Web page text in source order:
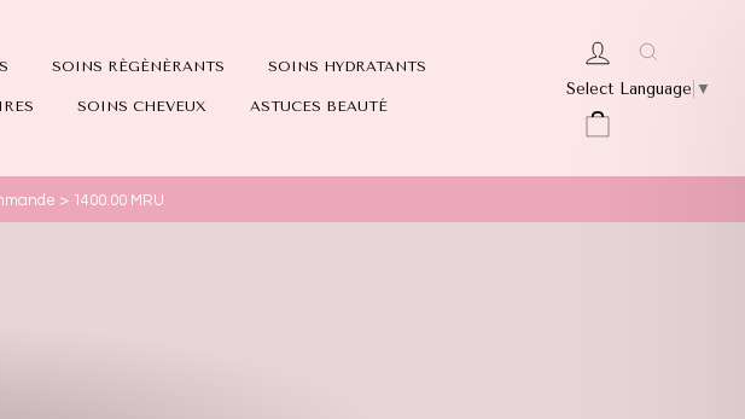
SOINS RÈGÈNÈRANTS SOINS HYDRATANTS
SOINS CHEVEUX ASTUCES BEAUTÉ
SE CONNECTER
Select Language ▼
> 1400.00 MRU